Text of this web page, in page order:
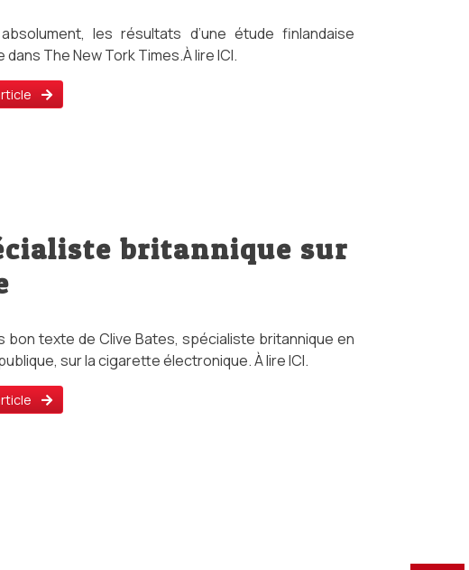
les résultats d’une étude finlandaise
dans The New Tork Times.À lire ICI.
britannique sur
bon texte de Clive Bates, spécialiste britannique en
sur la cigarette électronique. À lire ICI.